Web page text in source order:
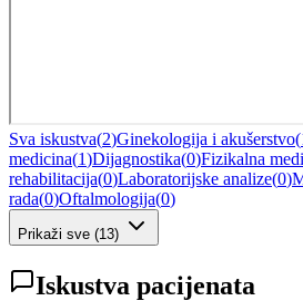
Sva iskustva(2)Ginekologija i akušerstvo(
medicina(1)Dijagnostika(0)Fizikalna
rehabilitacija(0)Laboratorijske analize(0)
rada(0)Oftalmologija(0)
Prikaži sve (13)
Iskustva pacijenata